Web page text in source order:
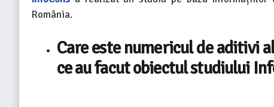
România.
Care este numericul de aditivi
ce au facut obiectul studiului